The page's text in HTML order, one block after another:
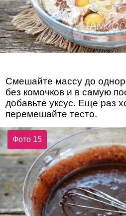
Смешайте массу до
без комочков и в самую
добавьте уксус. Еще раз
перемешайте тесто.
Фото 15